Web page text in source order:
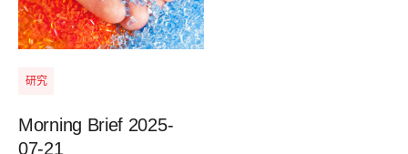
研究
Morning Brief 2025-
07-21